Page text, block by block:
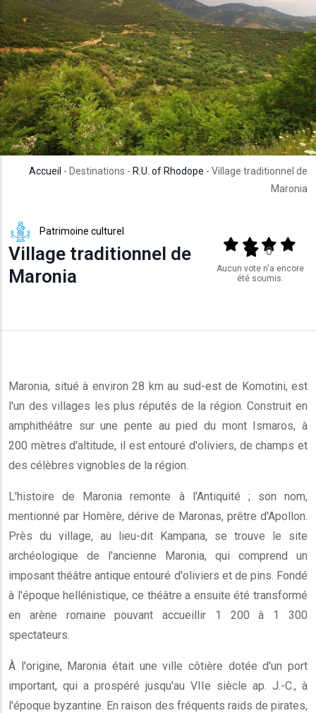
Accueil - Destinations - R.U. of Rhodope - Village traditionnel de
Maronia
Patrimoine culturel
Village traditionnel de
Maronia
Output format
(star)(star)(star)
(star)
0
Aucun vote n'a encore
été soumis.
Maronia, situé à environ 28 km au sud-est de Komotini, est
l'un des villages les plus réputés de la région. Construit en
amphithéâtre sur une pente au pied du mont Ismaros, à
200 mètres d'altitude, il est entouré d'oliviers, de champs et
des célèbres vignobles de la région.
L'histoire de Maronia remonte à l'Antiquité ; son nom,
mentionné par Homère, dérive de Maronas, prêtre d'Apollon.
Près du village, au lieu-dit Kampana, se trouve le site
archéologique de l'ancienne Maronia, qui comprend un
imposant théâtre antique entouré d'oliviers et de pins. Fondé
à l'époque hellénistique, ce théâtre a ensuite été transformé
en arène romaine pouvant accueillir 1 200 à 1 300
spectateurs.
À l'origine, Maronia était une ville côtière dotée d'un port
important, qui a prospéré jusqu'au VIIe siècle ap. J.-C., à
l'époque byzantine. En raison des fréquents raids de pirates,